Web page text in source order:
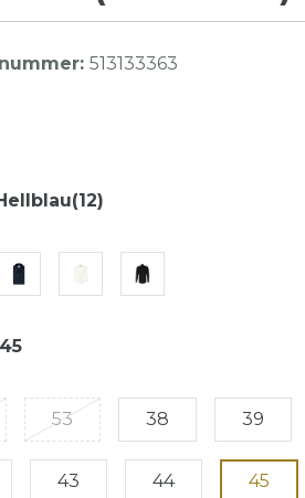
513133363
45
53 38 39
43 44 45